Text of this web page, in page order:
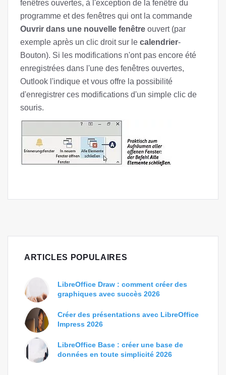
fenêtres ouvertes, à l'exception de la fenêtre du
programme et des fenêtres qui ont la commande
Ouvrir dans une nouvelle fenêtre ouvert (par
exemple après un clic droit sur le calendrier-
Bouton). Si les modifications n'ont pas encore été
enregistrées dans l'une des fenêtres ouvertes,
Outlook l'indique et vous offre la possibilité
d'enregistrer ces modifications d'un simple clic de
souris.
ARTICLES POPULAIRES
LibreOffice Draw : comment créer des
graphiques avec succès 2026
Créer des présentations avec LibreOffice
Impress 2026
LibreOffice Base : créer une base de
données en toute simplicité 2026